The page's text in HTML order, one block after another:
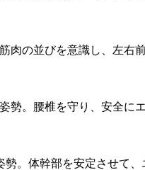
の並びを意識し、左右
。腰椎を守り、安全に
。体幹部を安定させて